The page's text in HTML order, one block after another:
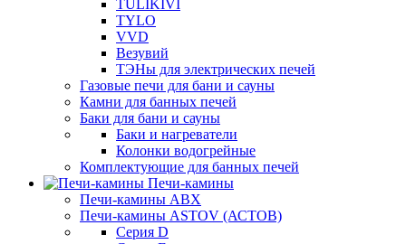
TULIKIVI
TYLO
VVD
Везувий
ТЭНы для электрических печей
Газовые печи для бани и сауны
Камни для банных печей
Баки для бани и сауны
Баки и нагреватели
Колонки водогрейные
Комплектующие для банных печей
Печи-камины
Печи-камины ABX
Печи-камины ASTOV (АСТОВ)
Серия D